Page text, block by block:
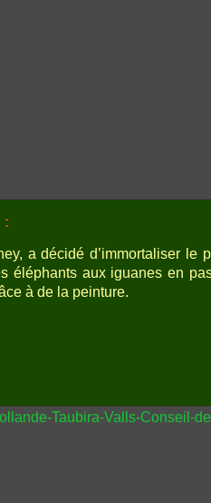
:
a décidé d’immortaliser le
éléphants aux iguanes en
à de la peinture.